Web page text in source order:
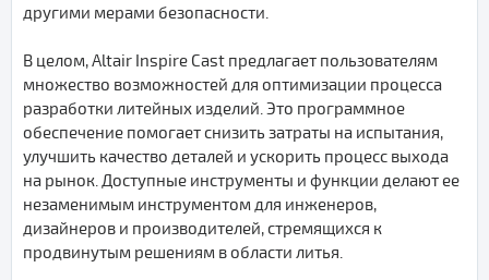
другими мерами безопасности.
В целом, Altair Inspire Cast предлагает пользователям
множество возможностей для оптимизации процесса
разработки литейных изделий. Это программное
обеспечение помогает снизить затраты на испытания,
улучшить качество деталей и ускорить процесс выхода
на рынок. Доступные инструменты и функции делают ее
незаменимым инструментом для инженеров,
дизайнеров и производителей, стремящихся к
продвинутым решениям в области литья.